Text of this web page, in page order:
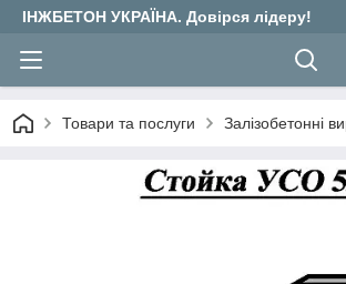
ІНЖБЕТОН УКРАЇНА. Довірся лідеру!
Товари та послуги Залізобетонні